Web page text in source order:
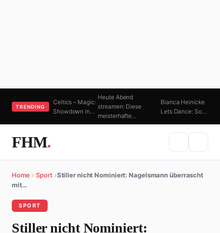
TRENDING
Celtics – Magic:
Showdown in…
Heute Abend
streamen: Diese
meisterhafte…
Bianca Heinicke
Lets Dance: So…
FHM.
Home › Sport ›Stiller nicht Nominiert: Nagelsmann überrascht
mit…
SPORT
Stiller nicht Nominiert: